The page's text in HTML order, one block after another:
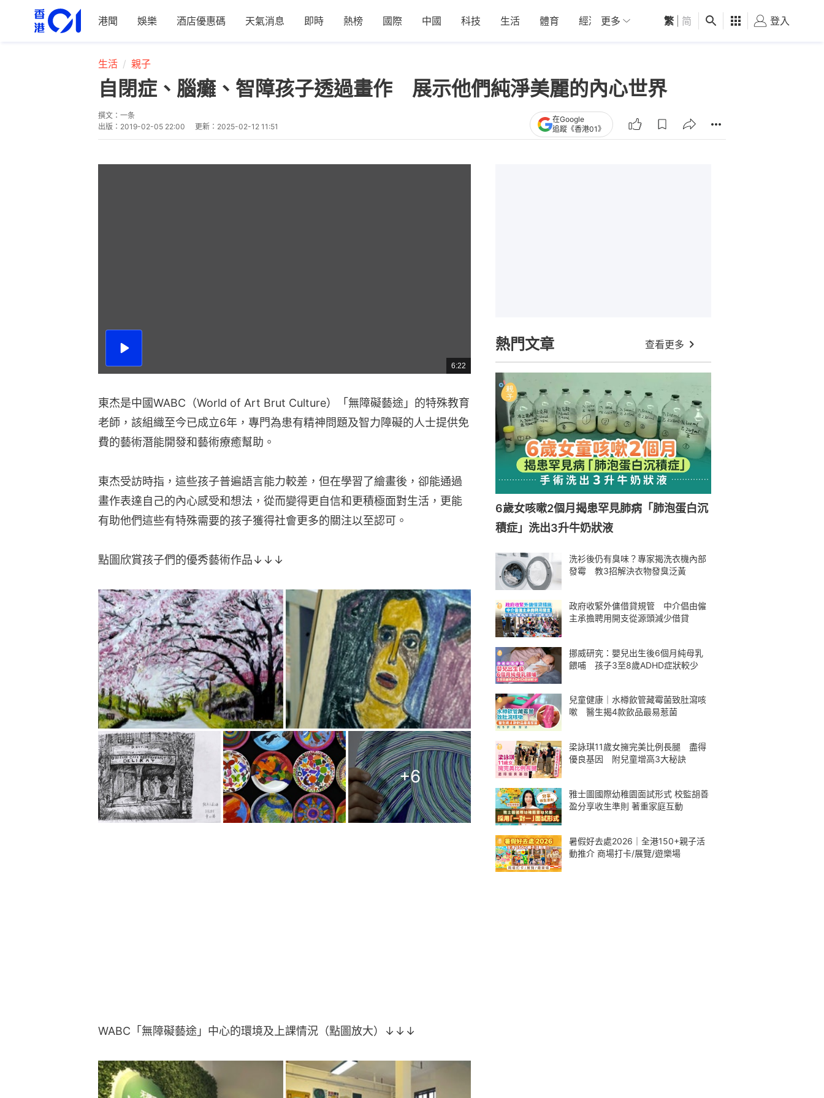
港聞 娛樂 酒店優惠碼 天氣消息 即時 熱榜 國際 中國 科技 生活 體育 經濟 01深圳 觀點 健康 好食玩飛
更多 繁 简 登入
生活 親子
自閉症、腦癱、智障孩子透過畫作 展示他們純淨美麗的內心世界
撰文： 一条
出版： 2019-02-05 22:00 更新： 2025-02-12 11:51
在Google
追蹤《香港01》
播
總
共
6:22
東杰是中國WABC（World of Art Brut Culture）「無障礙藝途」的特殊教育
老師，該組織至今已成立6年，專門為患有精神問題及智力障礙的人士提供免
費的藝術潛能開發和藝術療癒幫助。
東杰受訪時指，這些孩子普遍語言能力較差，但在學習了繪畫後，卻能通過
畫作表達自己的內心感受和想法，從而變得更自信和更積極面對生活，更能
有助他們這些有特殊需要的孩子獲得社會更多的關注以至認可。
點圖欣賞孩子們的優秀藝術作品↓↓↓
+6
WABC「無障礙藝途」中心的環境及上課情況（點圖放大）↓↓↓
熱門文章 查看更多
6歲女咳嗽2個月揭患罕見肺病「肺泡蛋白沉
積症」洗出3升牛奶狀液
洗衫後仍有臭味？專家揭洗衣機內部
發霉 教3招解決衣物發臭泛黃
政府收緊外傭借貸規管 中介倡由僱
主承擔聘用開支從源頭減少借貸
挪威研究：嬰兒出生後6個月純母乳
餵哺 孩子3至8歲ADHD症狀較少
兒童健康｜水樽飲管藏霉菌致肚瀉咳
嗽 醫生揭4款飲品最易惹菌
梁詠琪11歲女擁完美比例長腿 盡得
優良基因 附兒童增高3大秘訣
雅士圖國際幼稚園面試形式 校監胡善
盈分享收生準則 著重家庭互動
暑假好去處2026｜全港150+親子活
動推介 商場打卡/展覽/遊樂場